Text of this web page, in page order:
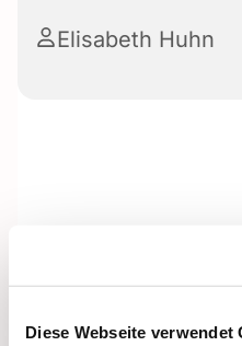
Diese Webseite verwendet
Elisabeth Huhn